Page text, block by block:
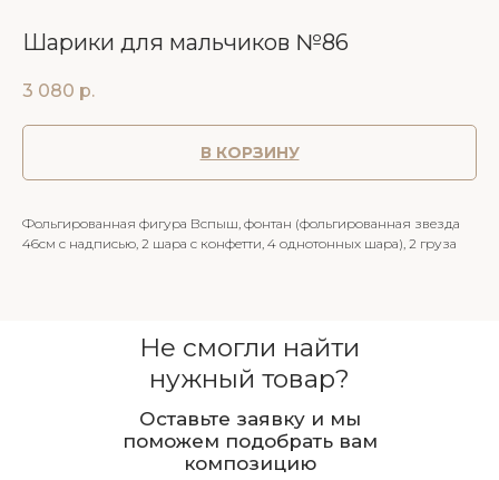
Шарики для мальчиков №86
3 080 р.
В КОРЗИНУ
Фольгированная фигура Вспыш, фонтан (фольгированная звезда
46см с надписью, 2 шара с конфетти, 4 однотонных шара), 2 груза
Не смогли найти
нужный товар?
Оставьте заявку и мы
поможем подобрать вам
композицию